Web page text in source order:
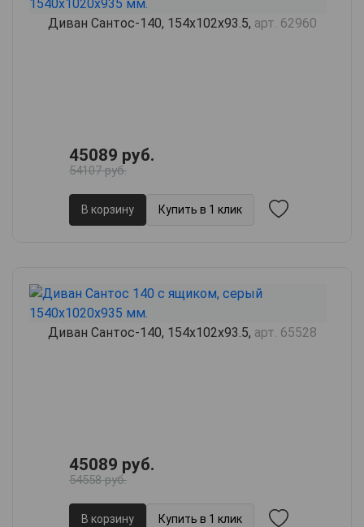
Диван Сантос-140, 154х102х93.5, арт. 62960
45089 руб.
54107 руб.
В корзину Купить в 1 клик
Диван Сантос-140, 154х102х93.5, арт. 65528
45089 руб.
54558 руб.
В корзину Купить в 1 клик